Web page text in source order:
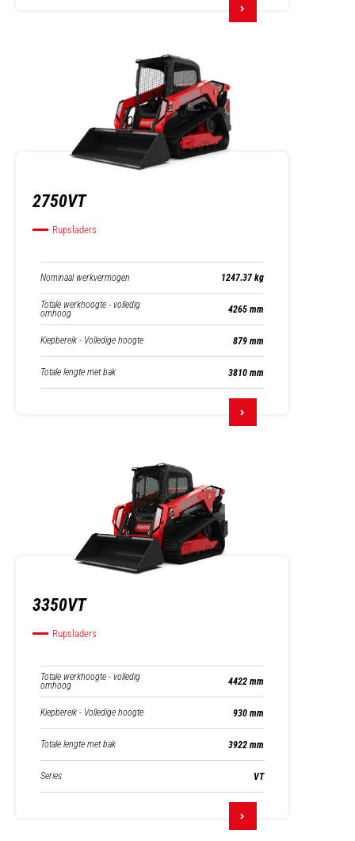
2750VT
Rupsladers
Nominaal werkvermogen 1247.37 kg
Totale werkhoogte - volledig
omhoog 4265 mm
Kiepbereik - Volledige hoogte 879 mm
Totale lengte met bak 3810 mm
3350VT
Rupsladers
Totale werkhoogte - volledig
omhoog 4422 mm
Kiepbereik - Volledige hoogte 930 mm
Totale lengte met bak 3922 mm
Series VT